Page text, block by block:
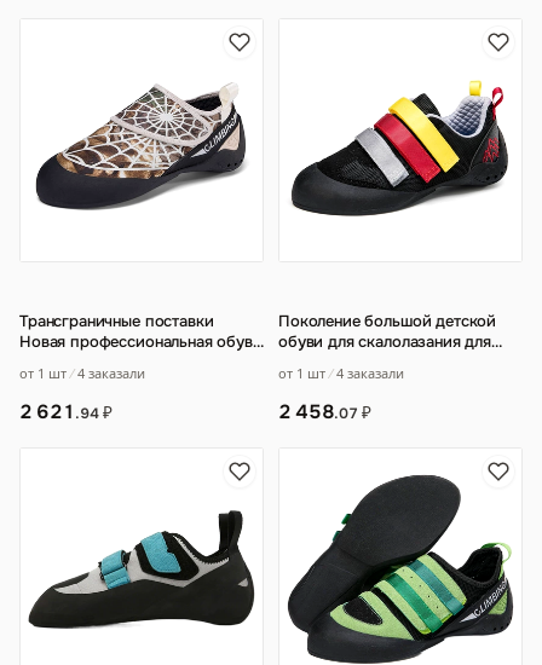
Трансграничные поставки
Новая профессиональная обувь
от 1 шт 4 заказали
2 621 .94₽
Поколение большой детской
обуви для скалолазания для
от 1 шт 4 заказали
2 458.07 ₽